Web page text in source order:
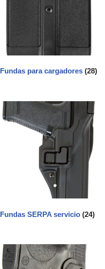
Fundas para cargadores(28)
Fundas SERPA servicio(24)